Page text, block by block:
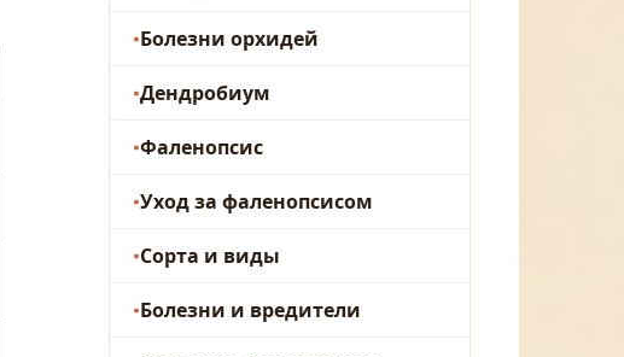
Болезни орхидей
Дендробиум
Фаленопсис
Уход за фаленопсисом
Сорта и виды
Болезни и вредители